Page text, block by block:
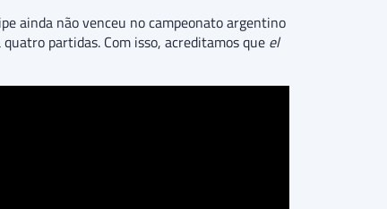
ainda não venceu no campeonato argentino
partidas. Com isso, acreditamos que el